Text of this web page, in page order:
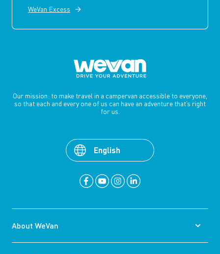
WeVan Excess
Our mission: to make travel in a campervan accessible to everyone,
so that each and every one of us can have an adventure that’s right
for us.
About WeVan
English